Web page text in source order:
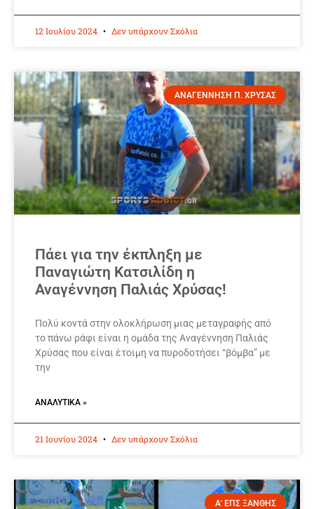
12 Ιουλίου 2024 Δεν υπάρχουν Σχόλια
ΑΝΑΓΕΝΝΗΣΗ Π. ΧΡΥΣΑΣ
Πάει για την έκπληξη με
Παναγιώτη Κατσιλίδη η
Αναγέννηση Παλιάς Χρύσας!
Πολύ κοντά στην ολοκλήρωση μιας μεταγραφής από
το πάνω ράφι είναι η ομάδα της Αναγέννηση Παλιάς
Χρύσας που είναι έτοιμη να πυροδοτήσει “βόμβα” με
την
ΑΝΑΛΥΤΙΚΆ »
21 Ιουνίου 2024 Δεν υπάρχουν Σχόλια
Α' ΕΠΣ ΞΑΝΘΗΣ